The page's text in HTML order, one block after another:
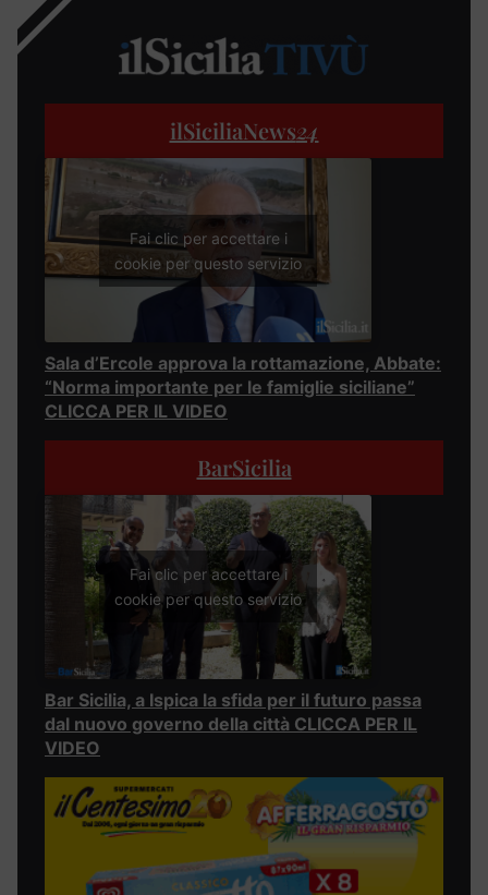
ilSiciliaNews24
Fai clic per accettare i
cookie per questo servizio
Sala d’Ercole approva la rottamazione, Abbate:
“Norma importante per le famiglie siciliane”
CLICCA PER IL VIDEO
BarSicilia
Fai clic per accettare i
cookie per questo servizio
Bar Sicilia, a Ispica la sfida per il futuro passa
dal nuovo governo della città CLICCA PER IL
VIDEO